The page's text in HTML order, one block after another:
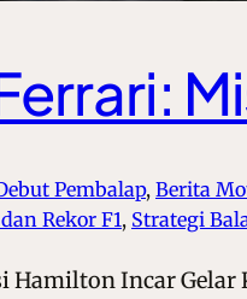
Pembalap, Berita
Rekor F1, Strategi
Hamilton Incar Gelar